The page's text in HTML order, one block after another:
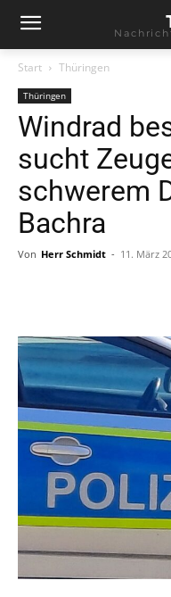
Start Thüringen
Thüringen
Windrad
sucht
schwerem
Bachra
Von Herr Schmidt - 11. März